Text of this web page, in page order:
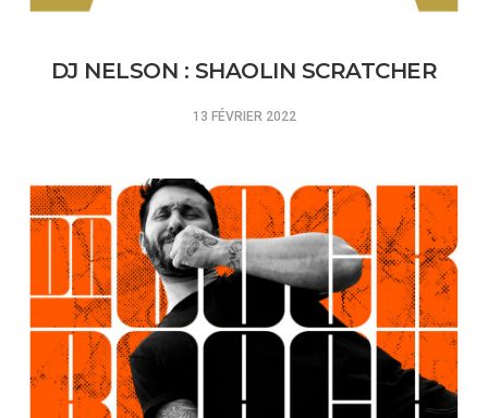
DJ NELSON : SHAOLIN SCRATCHER
13 FÉVRIER 2022